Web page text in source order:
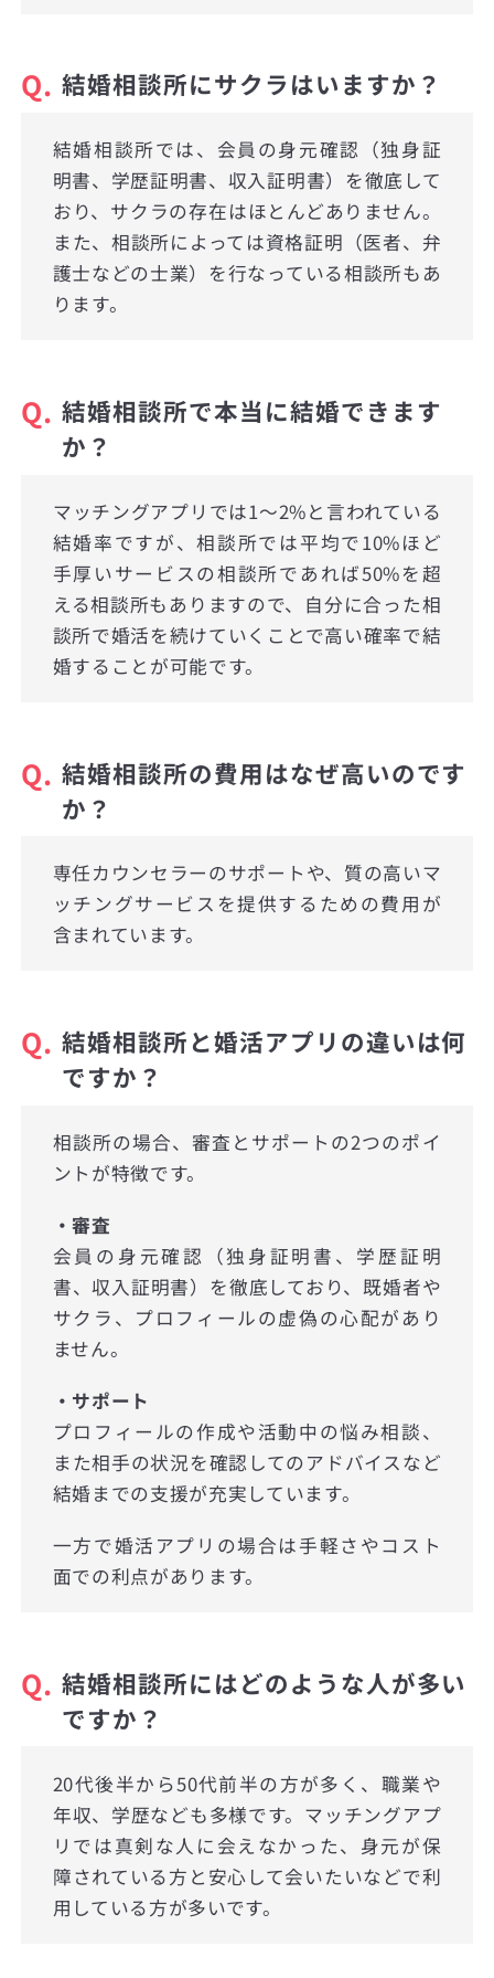
Q. 結婚相談所にサクラはいますか？
結婚相談所では、会員の身元確認（独身証
明書、学歴証明書、収入証明書）を徹底して
おり、サクラの存在はほとんどありません。
また、相談所によっては資格証明（医者、弁
護士などの士業）を行なっている相談所もあ
ります。
Q. 結婚相談所で本当に結婚できます
か？
マッチングアプリでは1〜2%と言われている
結婚率ですが、相談所では平均で10%ほど
手厚いサービスの相談所であれば50%を超
える相談所もありますので、自分に合った相
談所で婚活を続けていくことで高い確率で結
婚することが可能です。
Q. 結婚相談所の費用はなぜ高いのです
か？
専任カウンセラーのサポートや、質の高いマ
ッチングサービスを提供するための費用が
含まれています。
Q. 結婚相談所と婚活アプリの違いは何
ですか？
相談所の場合、審査とサポートの2つのポイ
ントが特徴です。
・審査
会員の身元確認（独身証明書、学歴証明
書、収入証明書）を徹底しており、既婚者や
サクラ、プロフィールの虚偽の心配があり
ません。
・サポート
プロフィールの作成や活動中の悩み相談、
また相手の状況を確認してのアドバイスなど
結婚までの支援が充実しています。
一方で婚活アプリの場合は手軽さやコスト
面での利点があります。
Q. 結婚相談所にはどのような人が多い
ですか？
20代後半から50代前半の方が多く、職業や
年収、学歴なども多様です。マッチングアプ
リでは真剣な人に会えなかった、身元が保
障されている方と安心して会いたいなどで利
用している方が多いです。